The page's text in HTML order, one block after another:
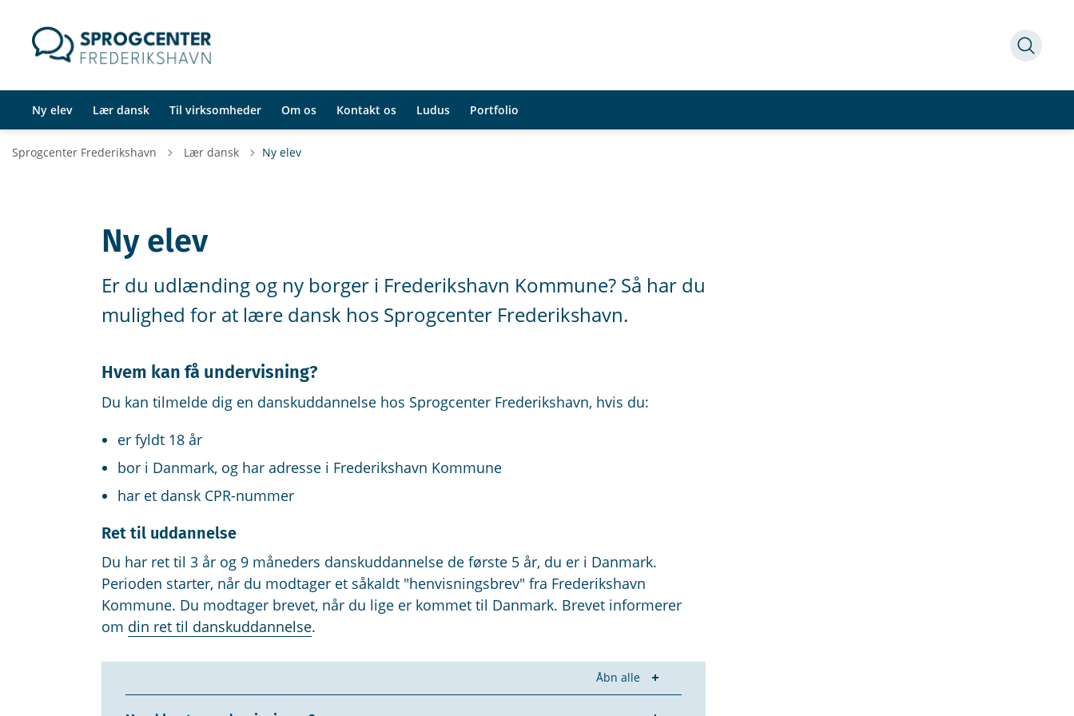
Ny elev Lær dansk Til virksomheder Om os Kontakt os Ludus Portfolio
Sprogcenter Frederikshavn Tilbage til
Lær dansk Ny elev
Ny elev
Er du udlænding og ny borger i Frederikshavn Kommune? Så har du
mulighed for at lære dansk hos Sprogcenter Frederikshavn.
Hvem kan få undervisning?
Du kan tilmelde dig en danskuddannelse hos Sprogcenter Frederikshavn, hvis du:
er fyldt 18 år
bor i Danmark, og har adresse i Frederikshavn Kommune
har et dansk CPR-nummer
Ret til uddannelse
Du har ret til 3 år og 9 måneders danskuddannelse de første 5 år, du er i Danmark.
Perioden starter, når du modtager et såkaldt "henvisningsbrev" fra Frederikshavn
Kommune. Du modtager brevet, når du lige er kommet til Danmark. Brevet informerer
om din ret til danskuddannelse.
Åbn alle